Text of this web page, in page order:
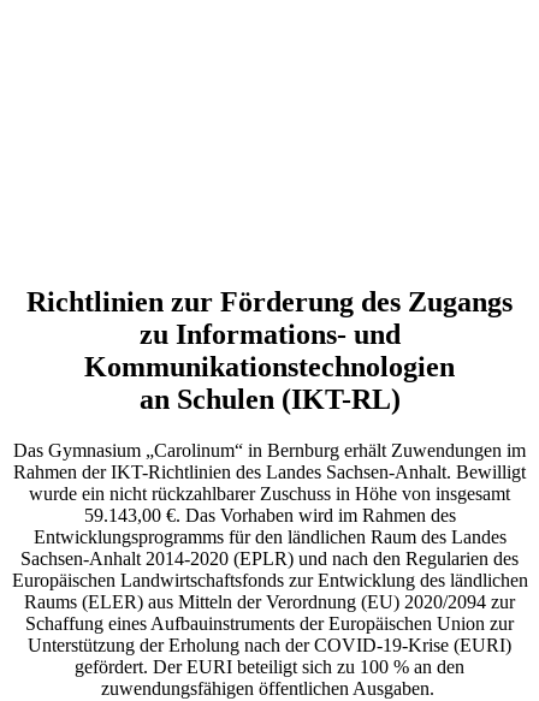
Richtlinien zur Förderung des Zugangs
zu Informations- und
Kommunikationstechnologien
an Schulen (IKT-RL)
Das Gymnasium „Carolinum“ in Bernburg erhält Zuwendungen im
Rahmen der IKT-Richtlinien des Landes Sachsen-Anhalt. Bewilligt
wurde ein nicht rückzahlbarer Zuschuss in Höhe von insgesamt
59.143,00 €. Das Vorhaben wird im Rahmen des
Entwicklungsprogramms für den ländlichen Raum des Landes
Sachsen-Anhalt 2014-2020 (EPLR) und nach den Regularien des
Europäischen Landwirtschaftsfonds zur Entwicklung des ländlichen
Raums (ELER) aus Mitteln der Verordnung (EU) 2020/2094 zur
Schaffung eines Aufbauinstruments der Europäischen Union zur
Unterstützung der Erholung nach der COVID-19-Krise (EURI)
gefördert. Der EURI beteiligt sich zu 100 % an den
zuwendungsfähigen öffentlichen Ausgaben.